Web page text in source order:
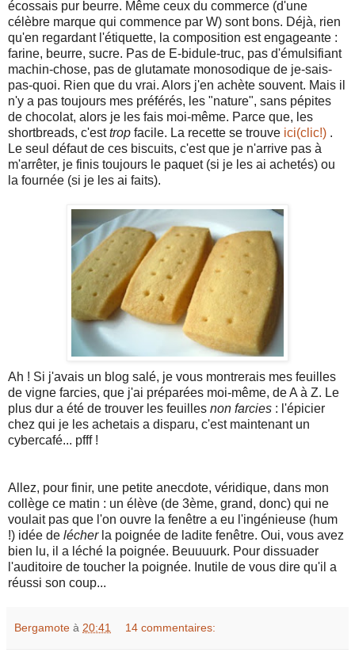
écossais pur beurre. Même ceux du commerce (d'une
célèbre marque qui commence par W) sont bons. Déjà, rien
qu'en regardant l'étiquette, la composition est engageante :
farine, beurre, sucre. Pas de E-bidule-truc, pas d'émulsifiant
machin-chose, pas de glutamate monosodique de je-sais-
pas-quoi. Rien que du vrai. Alors j'en achète souvent. Mais il
n'y a pas toujours mes préférés, les "nature", sans pépites
de chocolat, alors je les fais moi-même. Parce que, les
shortbreads, c'esttrop facile. La recette se trouve ici(clic!) .
Le seul défaut de ces biscuits, c'est que je n'arrive pas à
m'arrêter, je finis toujours le paquet (si je les ai achetés) ou
la fournée (si je les ai faits).
Ah ! Si j'avais un blog salé, je vous montrerais mes feuilles
de vigne farcies, que j'ai préparées moi-même, de A à Z. Le
plus dur a été de trouver les feuilles non farcies : l'épicier
chez qui je les achetais a disparu, c'est maintenant un
cybercafé... pfff !
Allez, pour finir, une petite anecdote, véridique, dans mon
collège ce matin : un élève (de 3ème, grand, donc) qui ne
voulait pas que l'on ouvre la fenêtre a eu l'ingénieuse (hum
!) idée de lécherla poignée de ladite fenêtre. Oui, vous avez
bien lu, il a léché la poignée. Beuuuurk. Pour dissuader
l'auditoire de toucher la poignée. Inutile de vous dire qu'il a
réussi son coup...
Bergamote à 20:41 14 commentaires: